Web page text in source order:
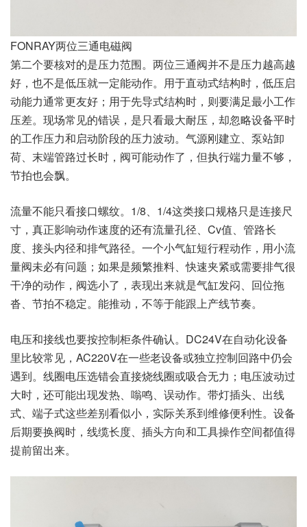
FONRAY两位三通电磁阀
第二个要核对的是压力范围。两位三通阀并不是压力越高越
好，也不是低压就一定能动作。用于直动式结构时，低压启
动能力通常更友好；用于先导式结构时，则要满足最小工作
压差。现场常见的错误，是只看最大耐压，却忽略设备平时
的工作压力和启动阶段的压力波动。气源刚建立、泵站卸
荷、末端管路过长时，阀可能动作了，但执行端力量不够，
节拍也会飘。
流量不能只看接口螺纹。1/8、1/4这类接口规格只是连接尺
寸，真正影响动作速度的还有流量孔径、Cv值、管路长
度、接头内径和排气路径。一个小气缸短行程动作，用小流
量阀未必有问题；如果是频繁推料、快速夹紧或需要排气很
干净的动作，阀选小了，表现出来就是气缸发闷、回位拖
沓、节拍不稳定。能推动，不等于能跟上产线节奏。
电压和接线也要按控制柜条件确认。DC24V在自动化设备
里比较常见，AC220V在一些老设备或独立控制回路中仍会
遇到。线圈电压选错会直接烧线圈或吸合无力；电压波动过
大时，还可能出现发热、嗡鸣、误动作。带灯插头、出线
式、端子式这些差别看似小，实际关系到维修便利性。设备
后期要换阀时，线缆长度、插头方向和工具操作空间都值得
提前留出来。